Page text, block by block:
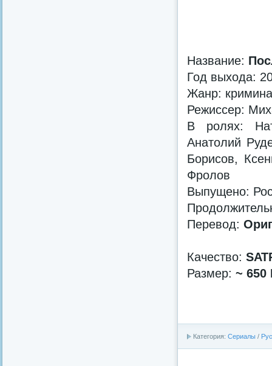
Название:
Год выхода:
Жанр:
Режиссер:
В ролях:
Анатолий
Борисов,
Фролов
Выпущено:
Перевод:
Качество:
Размер: ~ 650
Категория: Сериалы /